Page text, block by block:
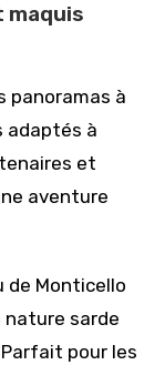
maquis
panoramas à
adaptés à
et
aventure
Monticello
nature sarde
pour les